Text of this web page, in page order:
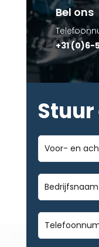
Bel ons
+31 (0)6-
Voor-
en